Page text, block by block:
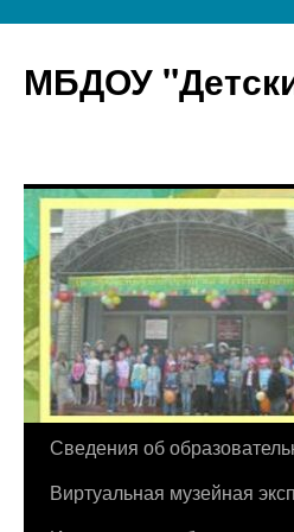
МБДОУ
Перейти
Сведения об
Виртуальная музейная